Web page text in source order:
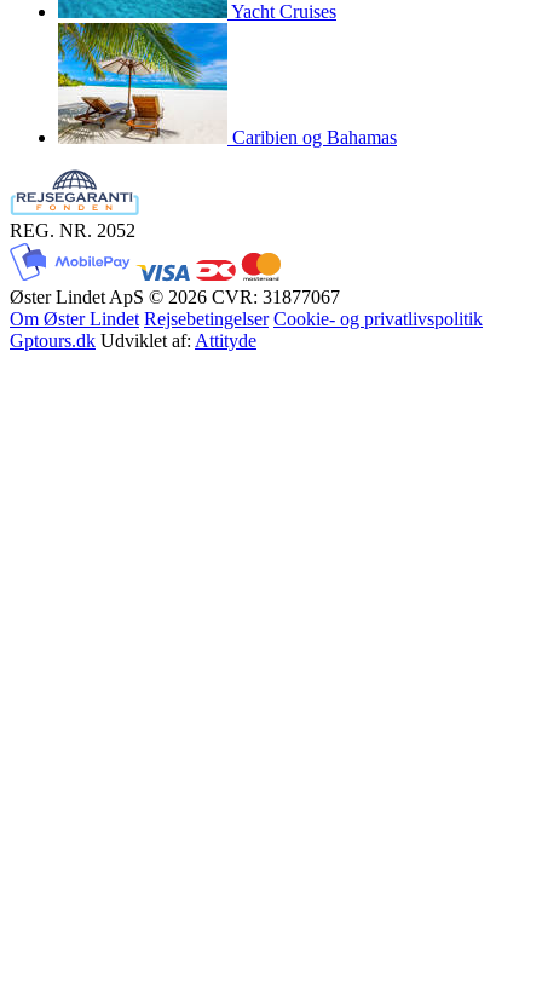
Yacht Cruises
Caribien og Bahamas
REG. NR. 2052
Øster Lindet ApS © 2026 CVR: 31877067
Om Øster Lindet Rejsebetingelser Cookie- og privatlivspolitik
Gptours.dk Udviklet af: Attityde